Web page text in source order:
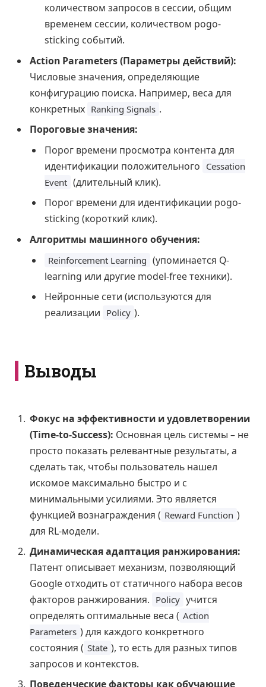
количеством запросов в сессии, общим
временем сессии, количеством pogo-
sticking событий.
Action Parameters (Параметры действий):
Числовые значения, определяющие
конфигурацию поиска. Например, веса для
конкретных Ranking Signals .
Пороговые значения:
Порог времени просмотра контента для
идентификации положительного Cessation
Event (длительный клик).
Порог времени для идентификации pogo-
sticking (короткий клик).
Алгоритмы машинного обучения:
Reinforcement Learning (упоминается Q-
learning или другие model-free техники).
Нейронные сети (используются для
реализации Policy ).
Выводы
Фокус на эффективности и удовлетворении
(Time-to-Success): Основная цель системы – не
просто показать релевантные результаты, а
сделать так, чтобы пользователь нашел
искомое максимально быстро и с
минимальными усилиями. Это является
функцией вознаграждения ( Reward Function )
для RL-модели.
Динамическая адаптация ранжирования:
Патент описывает механизм, позволяющий
Google отходить от статичного набора весов
факторов ранжирования. Policy учится
определять оптимальные веса ( Action
Parameters ) для каждого конкретного
состояния ( State ), то есть для разных типов
запросов и контекстов.
Поведенческие факторы как обучающие